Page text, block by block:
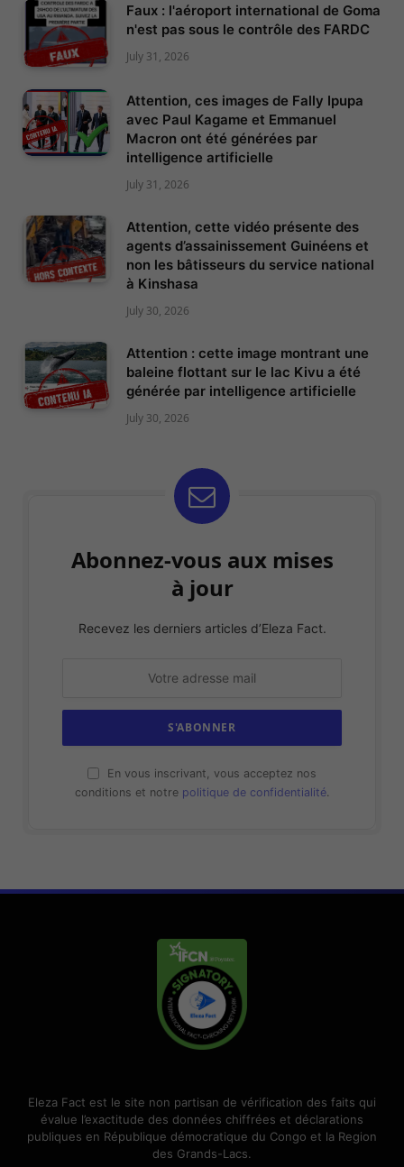
Faux : l'aéroport international de Goma
n'est pas sous le contrôle des FARDC
July 31, 2026
Attention, ces images de Fally Ipupa
avec Paul Kagame et Emmanuel
Macron ont été générées par
intelligence artificielle
July 31, 2026
Attention, cette vidéo présente des
agents d’assainissement Guinéens et
non les bâtisseurs du service national
à Kinshasa
July 30, 2026
Attention : cette image montrant une
baleine flottant sur le lac Kivu a été
générée par intelligence artificielle
July 30, 2026
Abonnez-vous aux mises
à jour
Recevez les derniers articles d’Eleza Fact.
En vous inscrivant, vous acceptez nos
conditions et notre politique de confidentialité
Eleza Fact est le site non partisan de vérification des faits qui
évalue l’exactitude des données chiffrées et déclarations
publiques en République démocratique du Congo et la Region
des Grands-Lacs.